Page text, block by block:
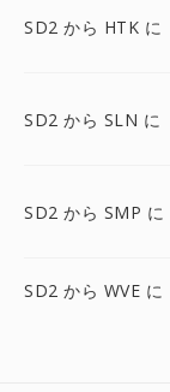
SD2 から HTK に
SD2 から SLN に
SD2 から SMP に
SD2 から WVE に